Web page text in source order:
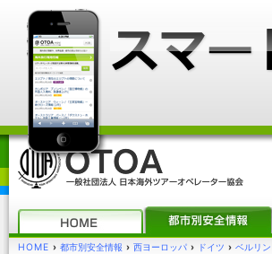
HOME › 都市別安全情報 › 西ヨーロッパ › ドイツ › ベルリン